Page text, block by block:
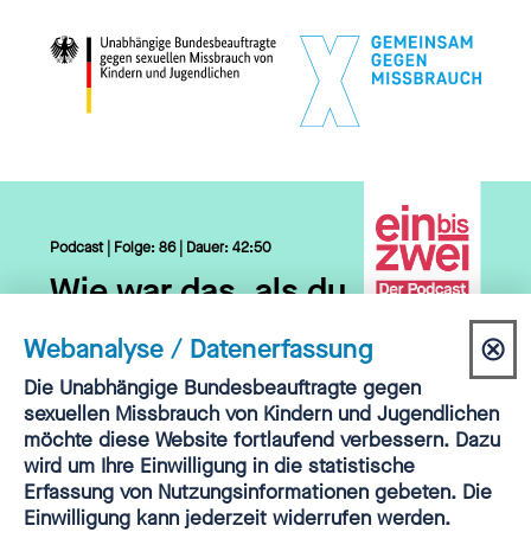
Podcast | Folge: 86 | Dauer: 42:50
Wie war das, als du
deiner Mutter vom
Missbrauch erzählt
hast, Philipp und
Heike Pommer?
▷HIER REINHÖREN
Webanalyse / Datenerfassung ⊗
Einwilligung
Webanalyse
Die Unabhängige Bundesbeauftragte gegen
sexuellen Missbrauch von Kindern und Jugendlichen
möchte diese Website fortlaufend verbessern. Dazu
wird um Ihre Einwilligung in die statistische
Erfassung von Nutzungsinformationen gebeten. Die
Einwilligung kann jederzeit widerrufen werden.